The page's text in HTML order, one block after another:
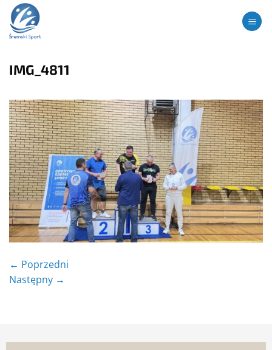
treści
Przewiń
do
zawartości
IMG_4811
← Poprzedni
Następny →